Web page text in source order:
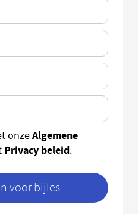
onzeAlgemene
Privacy beleid.
voor bijles